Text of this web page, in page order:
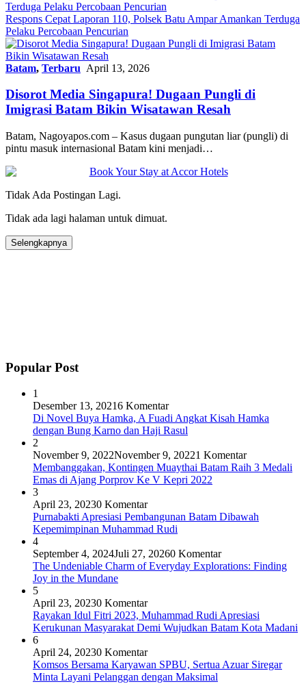
Respons Cepat Laporan 110, Polsek Batu Ampar Amankan Terduga
Pelaku Percobaan Pencurian
Batam, Terbaru April 13, 2026
Disorot Media Singapura! Dugaan Pungli di
Imigrasi Batam Bikin Wisatawan Resah
Batam, Nagoyapos.com – Kasus dugaan pungutan liar (pungli) di
pintu masuk internasional Batam kini menjadi…
Tidak Ada Postingan Lagi.
Tidak ada lagi halaman untuk dimuat.
Selengkapnya
Popular Post
1
Desember 13, 20216 Komentar
Di Novel Buya Hamka, A Fuadi Angkat Kisah Hamka
dengan Bung Karno dan Haji Rasul
2
November 9, 2022November 9, 20221 Komentar
Membanggakan, Kontingen Muaythai Batam Raih 3 Medali
Emas di Ajang Porprov Ke V Kepri 2022
3
April 23, 20230 Komentar
Purnabakti Apresiasi Pembangunan Batam Dibawah
Kepemimpinan Muhammad Rudi
4
September 4, 2024Juli 27, 20260 Komentar
The Undeniable Charm of Everyday Explorations: Finding
Joy in the Mundane
5
April 23, 20230 Komentar
Rayakan Idul Fitri 2023, Muhammad Rudi Apresiasi
Kerukunan Masyarakat Demi Wujudkan Batam Kota Madani
6
April 24, 20230 Komentar
Komsos Bersama Karyawan SPBU, Sertua Azuar Siregar
Minta Layani Pelanggan dengan Maksimal